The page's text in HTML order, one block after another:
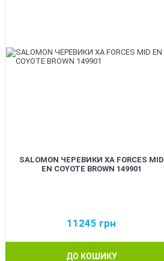
SALOMON ЧЕРЕВИКИ XA FORCES MID
EN COYOTE BROWN 149901
11245 грн
ДО КОШИКУ